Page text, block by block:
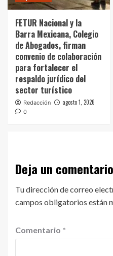
FETUR Nacional y la
Barra Mexicana, Colegio
de Abogados, firman
convenio de colaboración
para fortalecer el
respaldo jurídico del
sector turístico
Redacción agosto 1, 2026
0
Deja un comentario
Tu dirección de correo
campos obligatorios están
Comentario *